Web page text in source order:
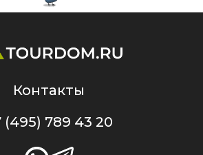
Контакты
(495) 789 43 20